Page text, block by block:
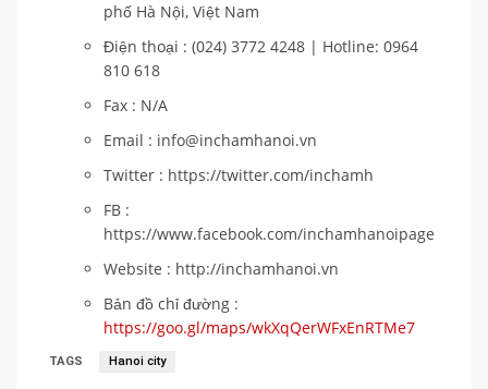
phố Hà Nội, Việt Nam
Điện thoại : (024) 3772 4248 | Hotline: 0964
810 618
Fax : N/A
Email : info@inchamhanoi.vn
Twitter : https://twitter.com/inchamh
FB :
https://www.facebook.com/inchamhanoipage
Website : http://inchamhanoi.vn
Bản đồ chỉ đường :
https://goo.gl/maps/wkXqQerWFxEnRTMe7
TAGS Hanoi city